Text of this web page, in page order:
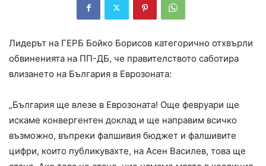
Лидерът на ГЕРБ Бойко Борисов категорично отхвърли
обвиненията на ПП-ДБ, че правителството саботира
влизането на България в Еврозоната:
„България ще влезе в Еврозоната! Още февруари ще
искаме конвергентен доклад и ще направим всичко
възможно, въпреки фалшивия бюджет и фалшивите
цифри, които публикувахте, на Асен Василев, това ще